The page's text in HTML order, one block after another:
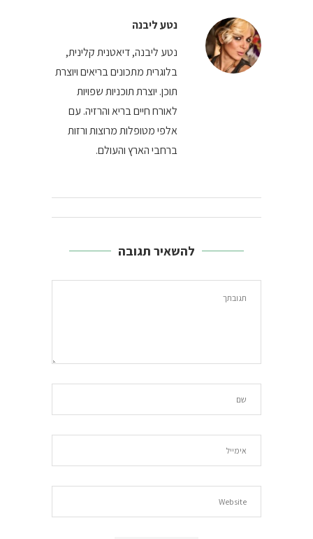
נטע ליבנה
נטע ליבנה, דיאטנית קלינית,
בלוגרית מתכונים בריאים ויוצרת
תוכן. יוצרת תוכניות שפויות
לאורח חיים בריא והרזיה. עם
אלפי מטופלות מרוצות ורזות
ברחבי הארץ והעולם.
להשאיר תגובה